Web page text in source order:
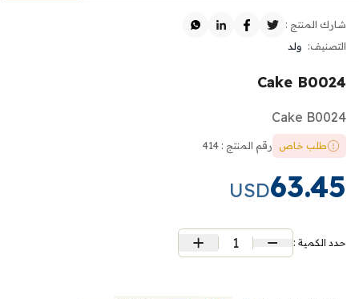
التصنيف: ولد
شارك المنتج :
Cake B0024
Cake B0024
طلب خاص رقم المنتج : 414
63.45
USD
حدد الكمية : 1